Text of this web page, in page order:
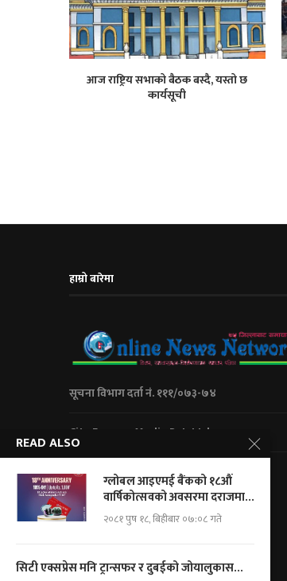
आज राष्ट्रिय सभाको बैठक बस्दै, यस्तो छ
कार्यसूची
हाम्रो बारेमा
सूचना विभाग दर्ता नं. १११/०७३-७४
City Express Media Pvt. Ltd
Kalanki-14 Kathmandu, Nepal
+977 01 5234623/ 9851046267
For Adv.: cityemedia@gmail.com
For News.: onnnepal@gmail.com
READ ALSO
ग्लोबल आइएमई बैंकको १८औं
वार्षिकोत्सवको अवसरमा दराजमा...
२०८१ पुष १८, बिहीबार ०७:०८ गते
सिटी एक्सप्रेस मनि ट्रान्सफर र दुबईको जोयालुकास...